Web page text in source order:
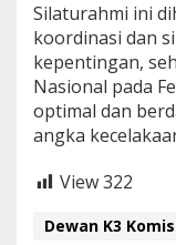
Silaturahmi ini
koordinasi dan
kepentingan,
Nasional pada
optimal dan
angka
View322
Dewan K3